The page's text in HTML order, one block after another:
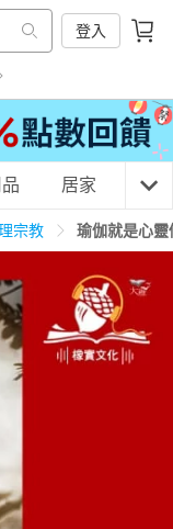
登入
民生用品
閒
居家 3C
宗教 瑜伽就是心